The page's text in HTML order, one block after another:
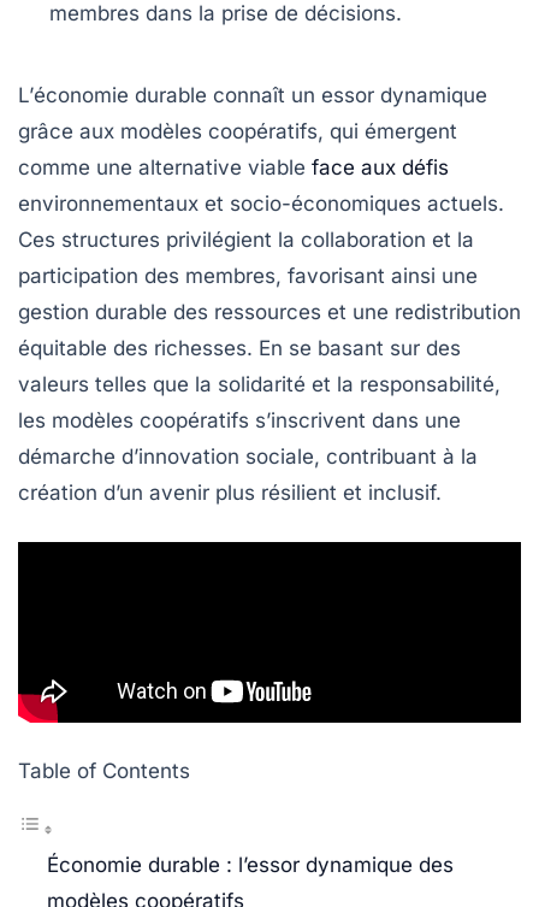
membres dans la prise de décisions.
L’économie durable connaît un essor dynamique
grâce aux modèles coopératifs, qui émergent
comme une alternative viable face aux défis
environnementaux et socio-économiques actuels.
Ces structures privilégient la collaboration et la
participation des membres, favorisant ainsi une
gestion durable des ressources et une redistribution
équitable des richesses. En se basant sur des
valeurs telles que la solidarité et la responsabilité,
les modèles coopératifs s’inscrivent dans une
démarche d’innovation sociale, contribuant à la
création d’un avenir plus résilient et inclusif.
Table of Contents
Économie durable : l’essor dynamique des
modèles coopératifs